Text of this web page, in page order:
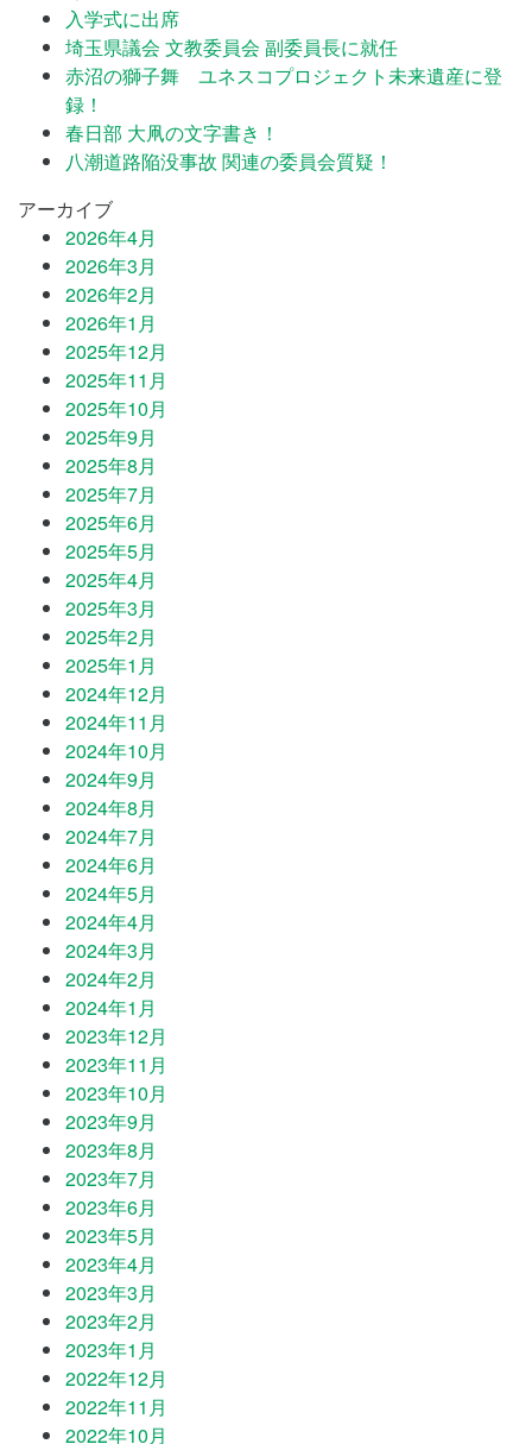
入学式に出席
埼玉県議会 文教委員会 副委員長に就任
赤沼の獅子舞 ユネスコプロジェクト未来遺産に登
録！
春日部 大凧の文字書き！
八潮道路陥没事故 関連の委員会質疑！
アーカイブ
2026年4月
2026年3月
2026年2月
2026年1月
2025年12月
2025年11月
2025年10月
2025年9月
2025年8月
2025年7月
2025年6月
2025年5月
2025年4月
2025年3月
2025年2月
2025年1月
2024年12月
2024年11月
2024年10月
2024年9月
2024年8月
2024年7月
2024年6月
2024年5月
2024年4月
2024年3月
2024年2月
2024年1月
2023年12月
2023年11月
2023年10月
2023年9月
2023年8月
2023年7月
2023年6月
2023年5月
2023年4月
2023年3月
2023年2月
2023年1月
2022年12月
2022年11月
2022年10月